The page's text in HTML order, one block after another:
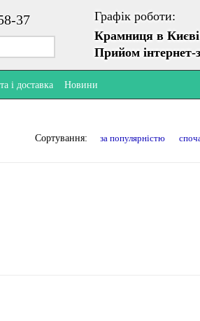
37
Графік роботи:
Крамниця в
Прийом інтернет-
і доставка Новини
Сортування: за популярністю